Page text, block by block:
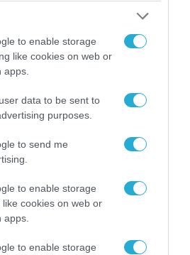
to enable storage
like cookies on web or
data to be sent to
purposes.
to send me
to enable storage
cookies on web or
to enable storage
πεζοδρόμια» στην
χώρους